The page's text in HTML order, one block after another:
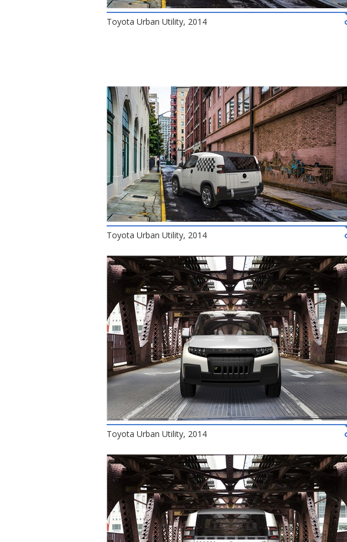
Toyota Urban Utility, 2014
Toyota Urban Utility, 2014
Toyota Urban Utility, 2014